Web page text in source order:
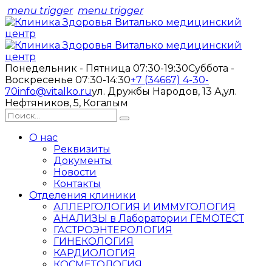
menu trigger menu trigger
Понедельник - Пятница 07:30-19:30Суббота -
Воскресенье 07:30-14:30+7 (34667) 4-30-
70info@vitalko.ruул. Дружбы Народов, 13 А,ул.
Нефтяников, 5, Когалым
О нас
Реквизиты
Документы
Новости
Контакты
Отделения клиники
АЛЛЕРГОЛОГИЯ И ИММУГОЛОГИЯ
АНАЛИЗЫ в Лаборатории ГЕМОТЕСТ
ГАСТРОЭНТЕРОЛОГИЯ
ГИНЕКОЛОГИЯ
КАРДИОЛОГИЯ